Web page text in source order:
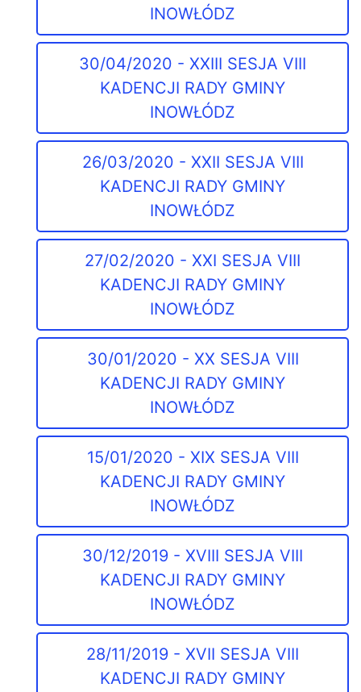
INOWŁÓDZ
30/04/2020 - XXIII SESJA VIII
KADENCJI RADY GMINY
INOWŁÓDZ
26/03/2020 - XXII SESJA VIII
KADENCJI RADY GMINY
INOWŁÓDZ
27/02/2020 - XXI SESJA VIII
KADENCJI RADY GMINY
INOWŁÓDZ
30/01/2020 - XX SESJA VIII
KADENCJI RADY GMINY
INOWŁÓDZ
15/01/2020 - XIX SESJA VIII
KADENCJI RADY GMINY
INOWŁÓDZ
30/12/2019 - XVIII SESJA VIII
KADENCJI RADY GMINY
INOWŁÓDZ
28/11/2019 - XVII SESJA VIII
KADENCJI RADY GMINY